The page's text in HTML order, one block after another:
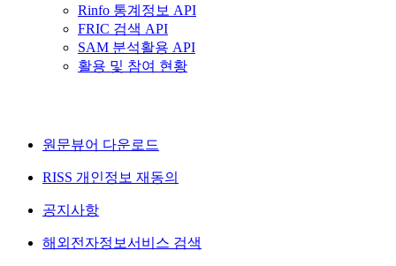
Rinfo 통계정보 API
FRIC 검색 API
SAM 분석활용 API
활용 및 참여 현황
원문뷰어 다운로드
RISS 개인정보 재동의
공지사항
해외전자정보서비스 검색